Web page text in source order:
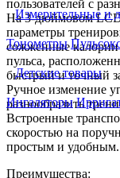
Измерительные и
Тонометры
Детские товары
Ингаляторы
пользователей с
На 3-дюймовом
параметры
сожженные калории
пульса,
быстрый и точный
Ручное изменение
разнообразить
Встроенные
скоростью на
простым и удобным.
Преимущества: